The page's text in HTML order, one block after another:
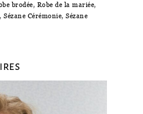
brodée, Robe de la mariée,
, Sézane Cérémonie, Sézane